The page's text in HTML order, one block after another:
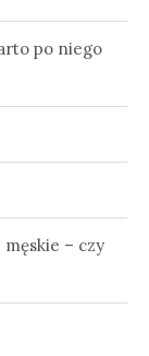
po niego
– czy